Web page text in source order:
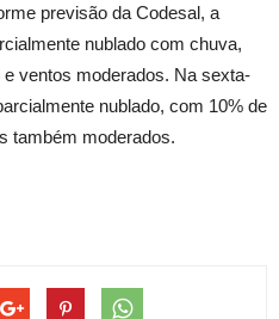
previsão da Codesal, a
nublado com chuva,
ventos moderados. Na sexta-
nublado, com 10% de
também moderados.